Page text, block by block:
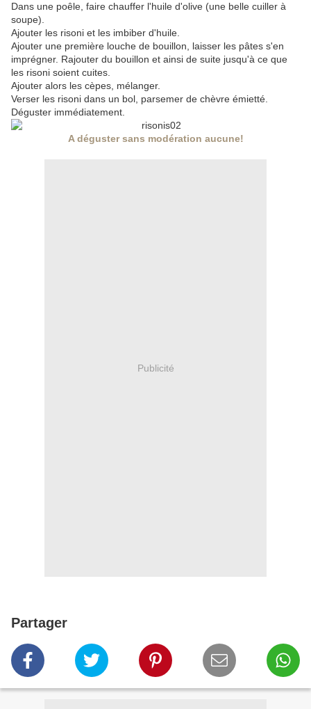
Dans une poêle, faire chauffer l'huile d'olive (une belle cuiller à
soupe).
Ajouter les risoni et les imbiber d'huile.
Ajouter une première louche de bouillon, laisser les pâtes s'en
imprégner. Rajouter du bouillon et ainsi de suite jusqu'à ce que
les risoni soient cuites.
Ajouter alors les cèpes, mélanger.
Verser les risoni dans un bol, parsemer de chèvre émietté.
Déguster immédiatement.
A déguster sans modération aucune!
Publicité
Partager